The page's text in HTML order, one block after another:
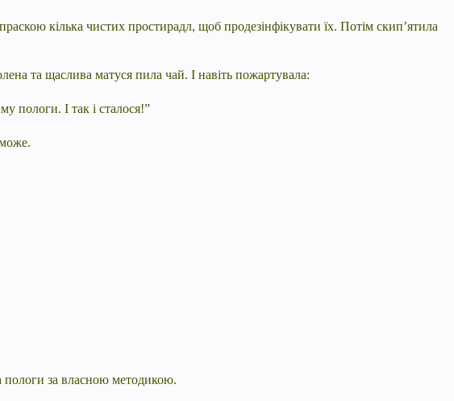
кілька чистих простирадл, щоб продезінфікувати їх. Потім скип’ятила
та щаслива матуся пила чай. І навіть пожартувала:
пологи. І так і сталося!”
пологи за власною методикою.